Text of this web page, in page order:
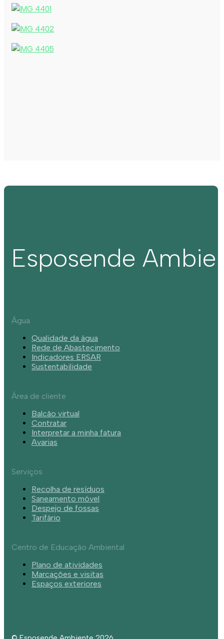
Esposende
Água
Qualidade da água
Rede de Abastecimento
Indicadores ERSAR
Sustentabilidade
Área de cliente
Balcão virtual
Contratar
Interpretar a minha fatura
Avarias
Serviços
Recolha de resíduos
Saneamento móvel
Despejo de fossas
Tarifário
Centro de Educação Ambiental
Plano de atividades
Marcações e visitas
Espaços exteriores